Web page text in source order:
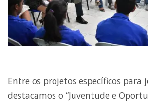
Entre os projetos específicos para
destacamos o “Juventude e